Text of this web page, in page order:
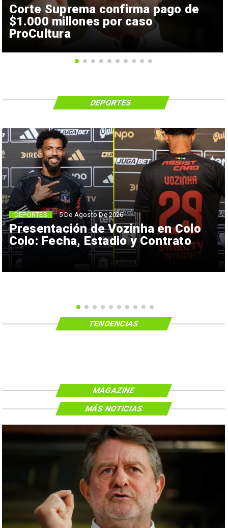
Corte Suprema confirma pago de
$1.000 millones por caso
ProCultura
Presentación de Vozinha en Colo
Colo: Fecha, Estadio y Contrato
DEPORTES 5 De Agosto De 2026
DEPORTES
TENDENCIAS
MAGAZINE
MÁS NOTICIAS